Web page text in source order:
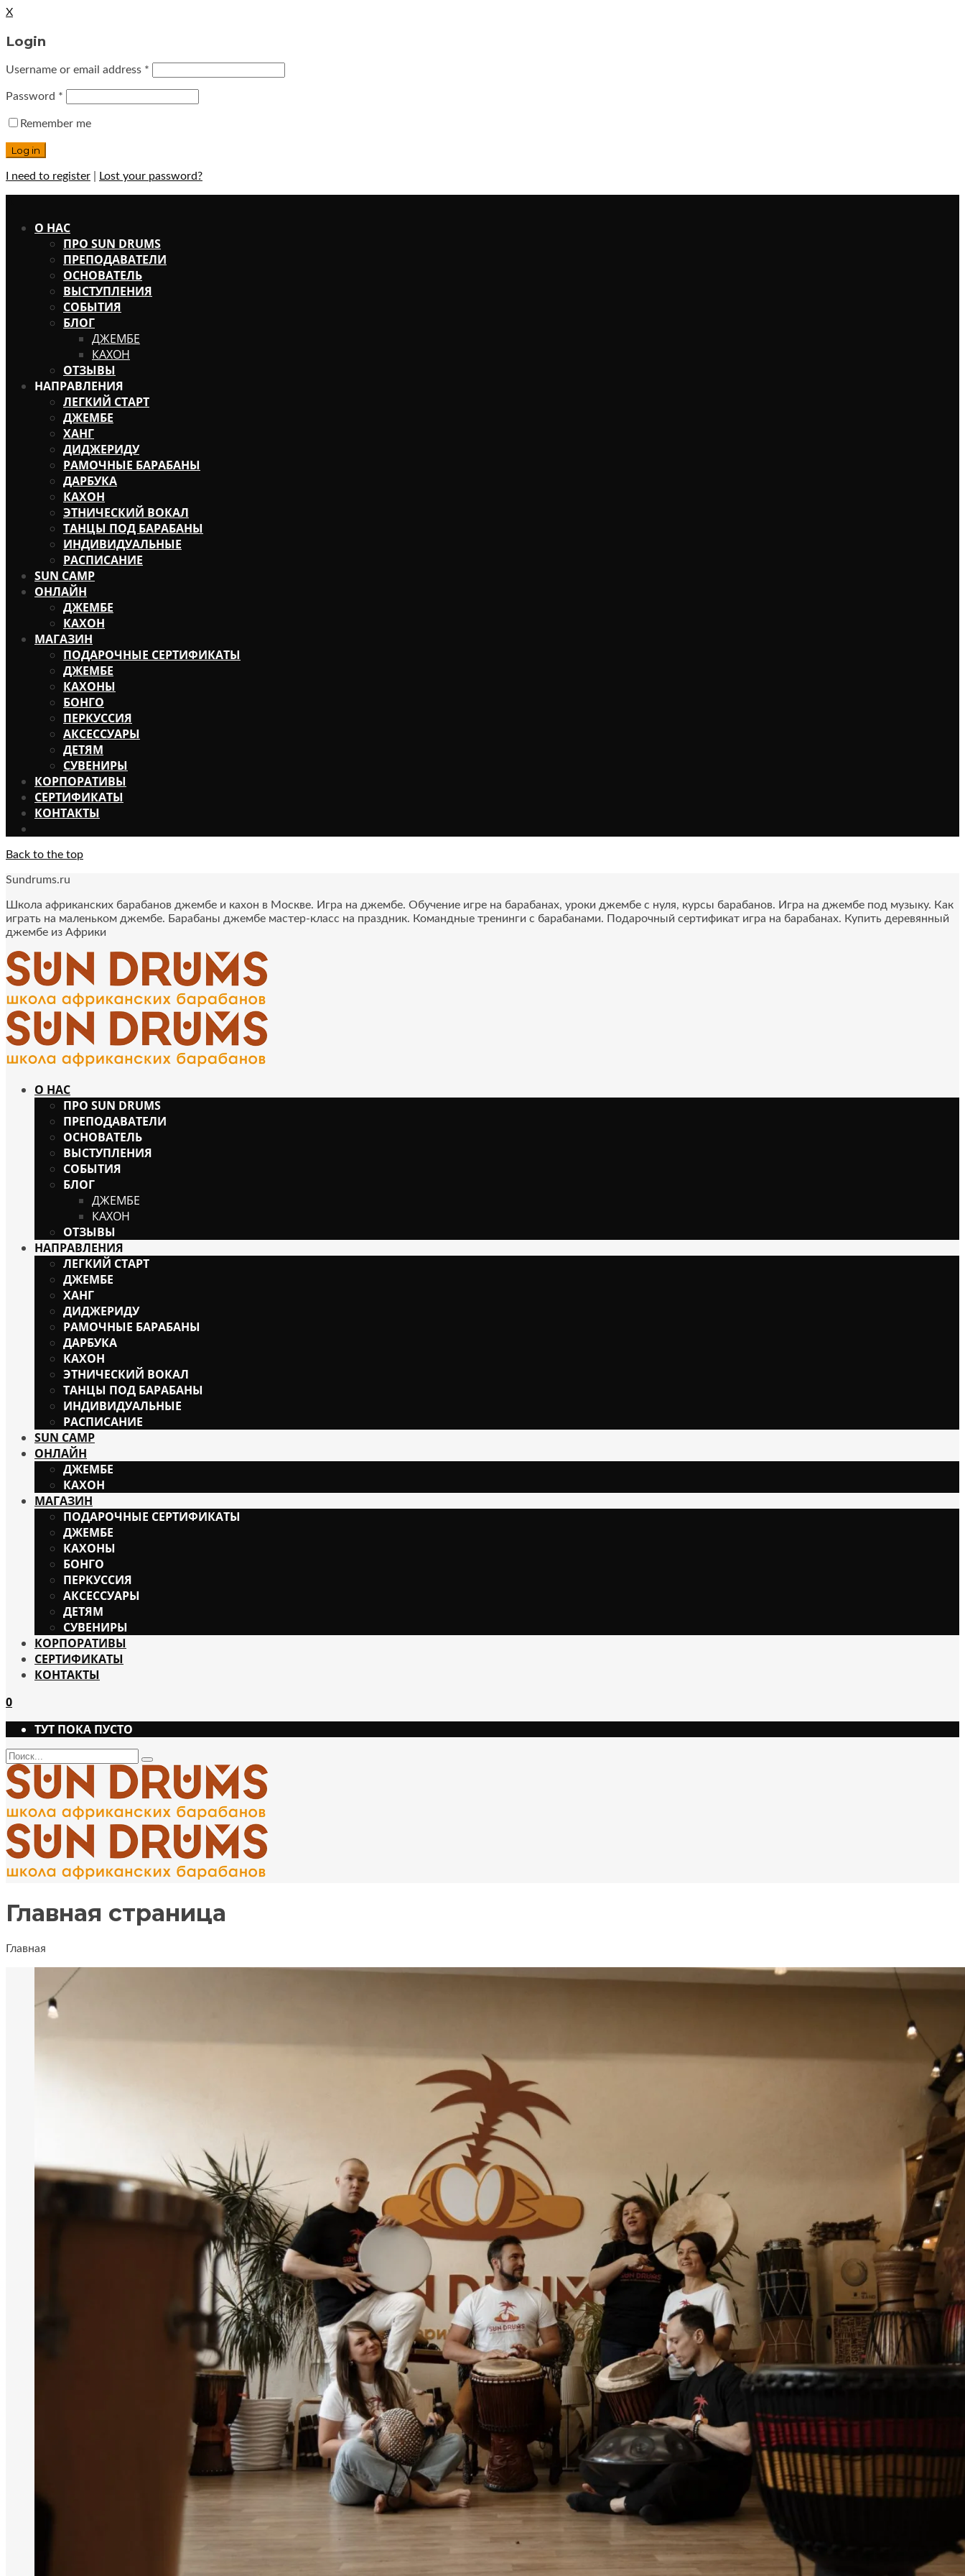
X
Login
Username or email address *
Password *
Remember me
I need to register Lost your password?
О НАС
ПРО SUN DRUMS
ПРЕПОДАВАТЕЛИ
ОСНОВАТЕЛЬ
ВЫСТУПЛЕНИЯ
СОБЫТИЯ
БЛОГ
ДЖЕМБЕ
КАХОН
ОТЗЫВЫ
НАПРАВЛЕНИЯ
ЛЕГКИЙ СТАРТ
ДЖЕМБЕ
ХАНГ
ДИДЖЕРИДУ
РАМОЧНЫЕ БАРАБАНЫ
ДАРБУКА
КАХОН
ЭТНИЧЕСКИЙ ВОКАЛ
ТАНЦЫ ПОД БАРАБАНЫ
ИНДИВИДУАЛЬНЫЕ
РАСПИСАНИЕ
SUN CAMP
ОНЛАЙН
ДЖЕМБЕ
КАХОН
МАГАЗИН
ПОДАРОЧНЫЕ СЕРТИФИКАТЫ
ДЖЕМБЕ
КАХОНЫ
БОНГО
ПЕРКУССИЯ
АКСЕССУАРЫ
ДЕТЯМ
СУВЕНИРЫ
КОРПОРАТИВЫ
СЕРТИФИКАТЫ
КОНТАКТЫ
Back to the top
Sundrums.ru
Школа африканских барабанов джембе и кахон в Москве. Игра на джембе. Обучение игре на барабанах, уроки джембе с нуля, курсы барабанов. Игра на джембе под музыку. Как
играть на маленьком джембе. Барабаны джембе мастер-класс на праздник. Командные тренинги с барабанами. Подарочный сертификат игра на барабанах. Купить деревянный
джембе из Африки
О НАС
ПРО SUN DRUMS
ПРЕПОДАВАТЕЛИ
ОСНОВАТЕЛЬ
ВЫСТУПЛЕНИЯ
СОБЫТИЯ
БЛОГ
ДЖЕМБЕ
КАХОН
ОТЗЫВЫ
НАПРАВЛЕНИЯ
ЛЕГКИЙ СТАРТ
ДЖЕМБЕ
ХАНГ
ДИДЖЕРИДУ
РАМОЧНЫЕ БАРАБАНЫ
ДАРБУКА
КАХОН
ЭТНИЧЕСКИЙ ВОКАЛ
ТАНЦЫ ПОД БАРАБАНЫ
ИНДИВИДУАЛЬНЫЕ
РАСПИСАНИЕ
SUN CAMP
ОНЛАЙН
ДЖЕМБЕ
КАХОН
МАГАЗИН
ПОДАРОЧНЫЕ СЕРТИФИКАТЫ
ДЖЕМБЕ
КАХОНЫ
БОНГО
ПЕРКУССИЯ
АКСЕССУАРЫ
ДЕТЯМ
СУВЕНИРЫ
КОРПОРАТИВЫ
СЕРТИФИКАТЫ
КОНТАКТЫ
0
ТУТ ПОКА ПУСТО
Поиск
Type
and
hit
enter
Главная страница
Главная